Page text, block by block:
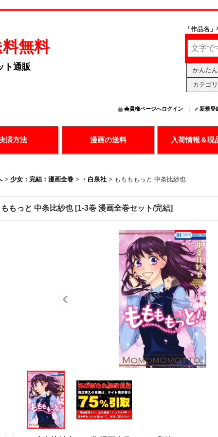
無料
ト通販
「作品名
かんた
カテゴ
会員様ページへログイン 新規登
済方法 漫画の送料 入荷情報＆現
> 少女：完結：漫画全巻 > ・白泉社 > ももももっと 中条比紗也
もっと 中条比紗也 [1-3巻 漫画全巻セット/完結]